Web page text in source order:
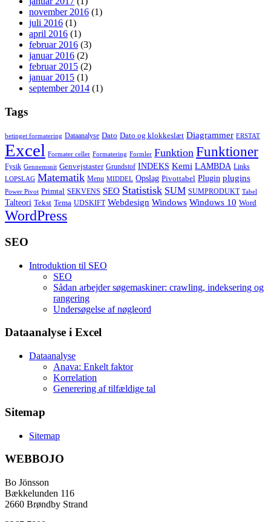
november 2016 (1)
juli 2016 (1)
april 2016 (1)
februar 2016 (3)
januar 2016 (2)
februar 2015 (2)
januar 2015 (1)
september 2014 (1)
Tags
betinget formatering Dataanalyse Dato Dato og klokkeslæt Diagrammer ERSTAT
Excel Formater celler Formatering Formler Funktion Funktioner
Fysik Gennemsnit Genvejstaster Grundstof INDEKS Kemi LAMBDA Links
LOPSLAG Matematik Menu MIDDEL Opslag Pivottabel Plugin plugins
Power Pivot Primtal SEKVENS SEO Statistisk SUM SUMPRODUKT Tabel
Talteori Tekst Tema UDSKIFT Webdesign Windows Windows 10 Word
WordPress
SEO
Introduktion til SEO
SEO
Sådan arbejder søgemaskiner: crawling, indeksering og
rangering
Undersøgelse af nøgleord
Dataanalyse i Excel
Dataanalyse
Anava: Enkelt faktor
Korrelation
Generering af tilfældige tal
Sitemap
Sitemap
WEBBOJO
Bo Jönsson
Bækkelunden 116
2660 Brøndby Strand